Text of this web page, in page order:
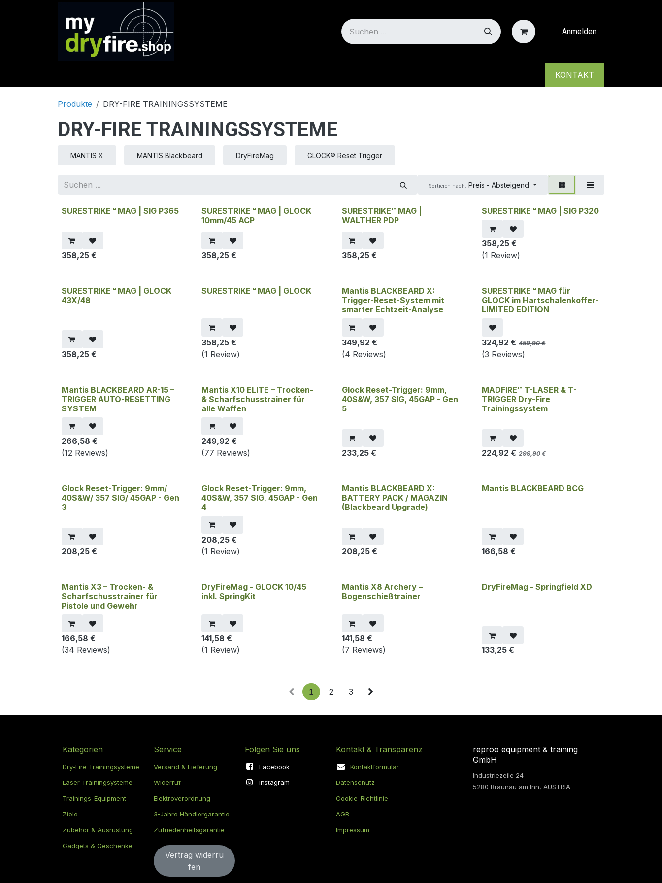
Anmelden
KONTAKT
Produkte DRY-FIRE TRAININGSSYSTEME
DRY-FIRE TRAININGSSYSTEME
MANTIS X MANTIS Blackbeard DryFireMag GLOCK® Reset Trigger
Sortieren nach: Preis - Absteigend
SURESTRIKE™ MAG | SIG P365
358,25 €
SURESTRIKE™ MAG | GLOCK
10mm/45 ACP
358,25 €
SURESTRIKE™ MAG |
WALTHER PDP
358,25€
SURESTRIKE™ MAG | SIG P320
358,25 €
(1 Review)
SURESTRIKE™ MAG | GLOCK
43X/48
358,25 €
SURESTRIKE™ MAG | GLOCK
358,25 €
(1 Review)
Mantis BLACKBEARD X:
Trigger-Reset-System mit
smarter Echtzeit-Analyse
349,92 €
(4 Reviews)
SURESTRIKE™ MAG für
GLOCK im Hartschalenkoffer-
LIMITED EDITION
324,92 € 459,90€
(3 Reviews)
Mantis BLACKBEARD AR-15 –
TRIGGER AUTO-RESETTING
SYSTEM
266,58 €
(12 Reviews)
Mantis X10 ELITE – Trocken-
& Scharfschusstrainer für
alle Waffen
249,92 €
(77 Reviews)
Glock Reset-Trigger: 9mm,
40S&W, 357 SIG, 45GAP - Gen
5
233,25€
MADFIRE™ T-LASER & T-
TRIGGER Dry-Fire
Trainingssystem
224,92 € 299,90€
Glock Reset-Trigger: 9mm/
40S&W/ 357 SIG/ 45GAP - Gen
3
208,25 €
Glock Reset-Trigger: 9mm,
40S&W, 357 SIG, 45GAP - Gen
4
208,25 €
(1 Review)
Mantis BLACKBEARD X:
BATTERY PACK / MAGAZIN
(Blackbeard Upgrade)
208,25€
Mantis BLACKBEARD BCG
166,58 €
Mantis X3 – Trocken- &
Scharfschusstrainer für
Pistole und Gewehr
166,58 €
(34 Reviews)
DryFireMag - GLOCK 10/45
inkl. SpringKit
141,58 €
(1 Review)
Mantis X8 Archery –
Bogenschießtrainer
141,58 €
(7 Reviews)
DryFireMag - Springfield XD
133,25 €
1 2 3
Kategorien
Dry-Fire Trainingsysteme
Laser Trainingsysteme
Trainings-Equipment
Ziele
Zubehör & Ausrüstung
Gadgets & Geschenke
Service
Versand & Lieferung
Widerruf
Elektroverordnung
3-Jahre Händlergarantie
Zufriedenheitsgarantie
Vertrag widerru​​​​​​​​​​
fen
Folgen Sie uns
Facebook
Instagram
Kontakt & Transparenz
Kontaktformular
Datenschutz
Cookie-Richtlinie
AGB
Impressum
reproo equipment & training
GmbH
Industriezeile 24
5280 Braunau am Inn, AUSTRIA